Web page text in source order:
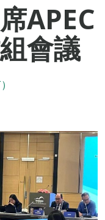
APEC
會議